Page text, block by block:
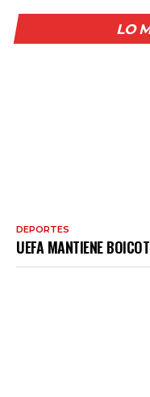
LO
DEPORTES
UEFA MANTIENE